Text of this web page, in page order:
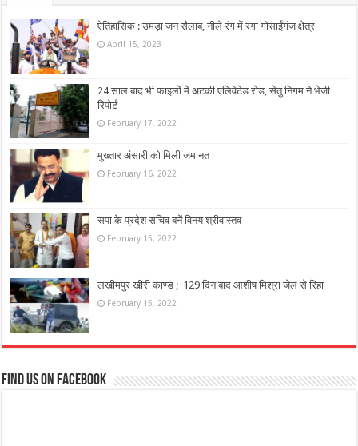
ऐतिहासिक : उमड़ा जन सैलाब, नीले रंग में रंगा गोसाईंगंज क्षेत्र
April 15, 2023
24 साल बाद भी फाइलों में अटकी एलिवेटेड रोड, सेतु निगम ने भेजी
रिपोर्ट
February 17, 2022
मुख्तार अंसारी को मिली जमानत
February 16, 2022
सपा के प्रदेश सचिव बनें विनय श्रीवास्तव
February 15, 2022
लखीमपुर खीरी काण्ड ; 129 दिन बाद आशीष मिश्रा जेल से रिहा
February 15, 2022
Find us on Facebook